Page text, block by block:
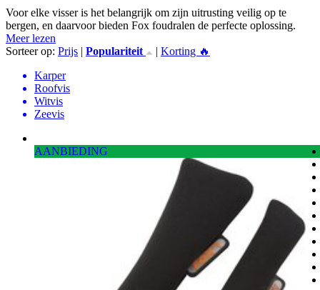
Voor elke visser is het belangrijk om zijn uitrusting veilig op te
bergen, en daarvoor bieden Fox foudralen de perfecte oplossing.
Meer lezen
Sorteer op: Prijs | Populariteit | Korting 🔥
Karper
Roofvis
Witvis
Zeevis
AANBIEDING